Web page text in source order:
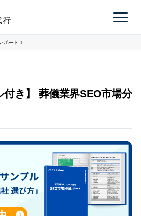
ポート
付き】 葬儀業界SEO市場分